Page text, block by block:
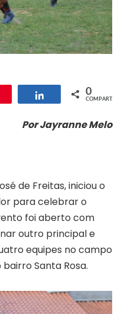
Compartilhar
0
COMPART.
Por Jayranne Melo
de Freitas, iniciou o
para celebrar o
foi aberto com
outro principal e
equipes no campo
Santa Rosa.